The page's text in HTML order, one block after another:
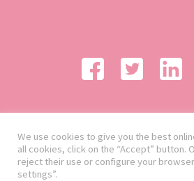
We use cookies to give you the best
all cookies, click on the “Accept” button.
reject their use or configure your
settings”.